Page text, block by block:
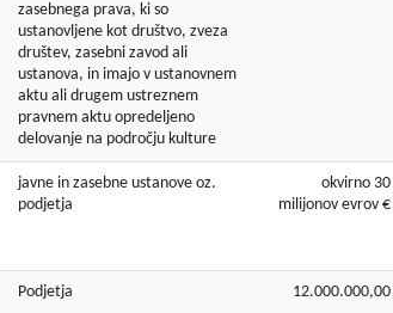
zasebnega prava, ki so
ustanovljene kot društvo, zveza
društev, zasebni zavod ali
ustanova, in imajo v ustanovnem
aktu ali drugem ustreznem
pravnem aktu opredeljeno
delovanje na področju kulture
javne in zasebne ustanove oz.
podjetja
okvirno 30
milijonov evrov €
Podjetja 12.000.000,00